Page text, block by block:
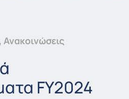
Ανακοινώσεις
FY2024